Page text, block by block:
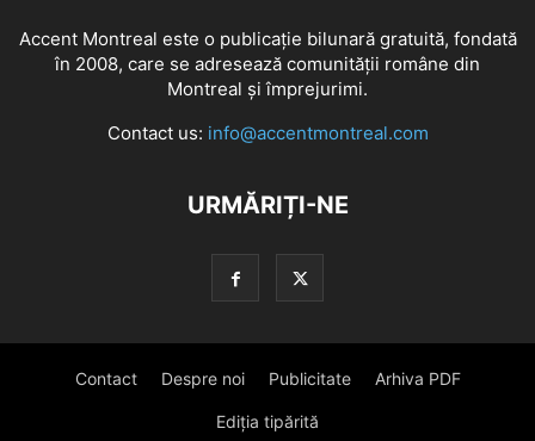
Accent Montreal este o publicație bilunară gratuită, fondată
în 2008, care se adresează comunităţii române din
Montreal şi împrejurimi.
Contact us: info@accentmontreal.com
URMĂRIȚI-NE
Contact Despre noi Publicitate Arhiva PDF
Ediția tipărită